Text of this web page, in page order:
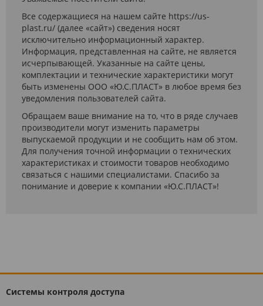
Все содержащиеся на нашем сайте https://us-
plast.ru/ (далее «сайт») сведения носят
исключительно информационный характер.
Информация, представленная на сайте, не является
исчерпывающей. Указанные на сайте цены,
комплектации и технические характеристики могут
быть изменены ООО «Ю.С.ПЛАСТ» в любое время без
уведомления пользователей сайта.
Обращаем ваше внимание на то, что в ряде случаев
производители могут изменить параметры
выпускаемой продукции и не сообщить нам об этом.
Для получения точной информации о технических
характеристиках и стоимости товаров необходимо
связаться с нашими специалистами. Спасибо за
понимание и доверие к компании «Ю.С.ПЛАСТ»!
Системы контроля доступа